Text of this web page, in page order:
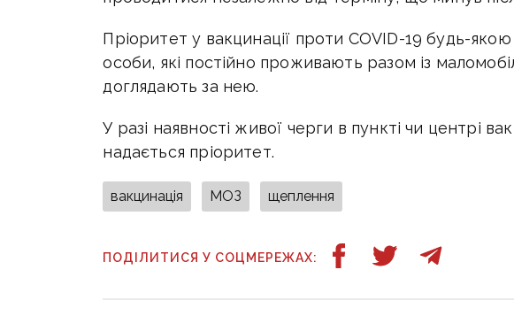
Пріоритет у вакцинації проти COVID-19 будь-
особи, які постійно проживають разом із
доглядають за нею.
У разі наявності живої черги в пункті чи центрі
надається пріоритет.
вакцинація МОЗ щеплення
ПОДІЛИТИСЯ У СОЦМЕРЕЖАХ: